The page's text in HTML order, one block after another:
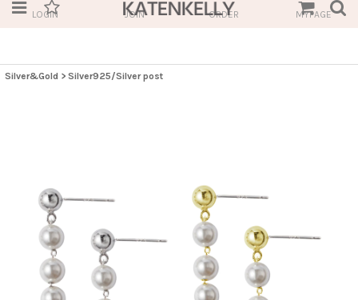
LOGIN JOIN ORDER MYPAGE
Silver&Gold > Silver925/Silver post